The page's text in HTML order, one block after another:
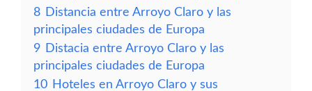
8 Distancia entre Arroyo Claro y las
principales ciudades de Europa
9 Distacia entre Arroyo Claro y las
principales ciudades de Europa
10 Hoteles en Arroyo Claro y sus